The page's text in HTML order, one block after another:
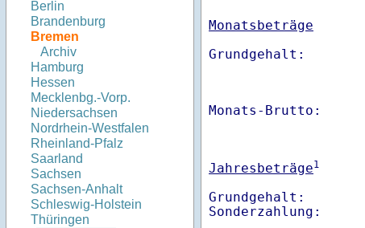
Berlin
Brandenburg
Bremen
Archiv
Hamburg
Hessen
Mecklenbg.-Vorp.
Niedersachsen
Nordrhein-Westfalen
Rheinland-Pfalz
Saarland
Sachsen
Sachsen-Anhalt
Schleswig-Holstein
Thüringen
Monatsbeträge
Monats-
Jahresbeträge1
Grundgehalt:
Sonderzahlung: